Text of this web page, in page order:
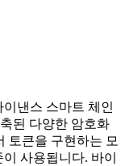
낸스 스마트 체인
된 다양한 암호화
토큰을 구현하는 모
사용됩니다. 바이